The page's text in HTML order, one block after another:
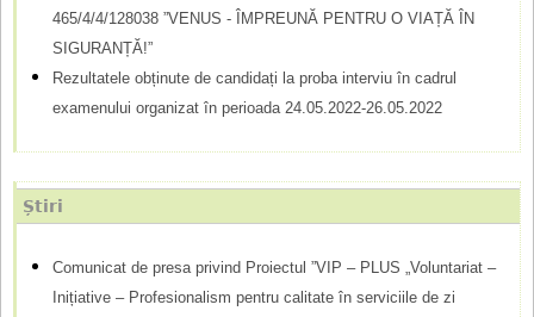
t
a
465/4/4/128038 ”VENUS - ÎMPREUNĂ PENTRU O VIAȚĂ ÎN
SIGURANȚĂ!”
Rezultatele obținute de candidați la proba interviu în cadrul
examenului organizat în perioada 24.05.2022-26.05.2022
Știri
Comunicat de presa privind Proiectul ”VIP – PLUS „Voluntariat –
Inițiative – Profesionalism pentru calitate în serviciile de zi